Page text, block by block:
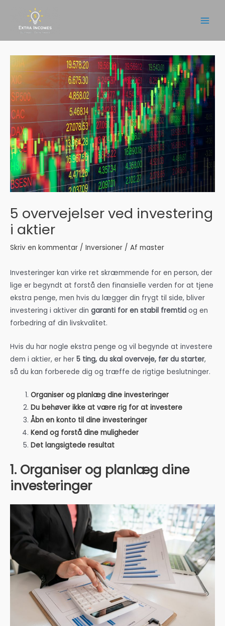
indholdet
5 overvejelser ved investering
i aktier
Skriv en kommentar / Inversioner / Af master
Investeringer kan virke ret skræmmende for en person, der
lige er begyndt at forstå den finansielle verden for at tjene
ekstra penge, men hvis du lægger din frygt til side, bliver
investering i aktiver din garanti for en stabil fremtid og en
forbedring af din livskvalitet.
Hvis du har nogle ekstra penge og vil begynde at investere
dem i aktier, er her 5 ting, du skal overveje, før du starter,
så du kan forberede dig og træffe de rigtige beslutninger.
Organiser og planlæg dine investeringer
Du behøver ikke at være rig for at investere
Åbn en konto til dine investeringer
Kend og forstå dine muligheder
Det langsigtede resultat
1. Organiser og planlæg dine
investeringer